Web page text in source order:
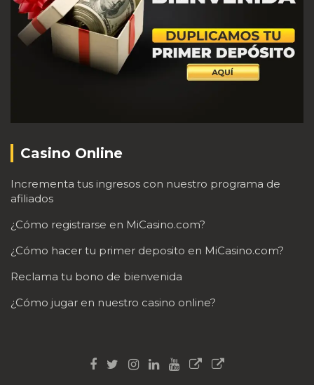
Casino Online
Incrementa tus ingresos con nuestro programa de
afiliados
¿Cómo registrarse en MiCasino.com?
¿Cómo hacer tu primer deposito en MiCasino.com?
Reclama tu bono de bienvenida
¿Cómo jugar en nuestro casino online?